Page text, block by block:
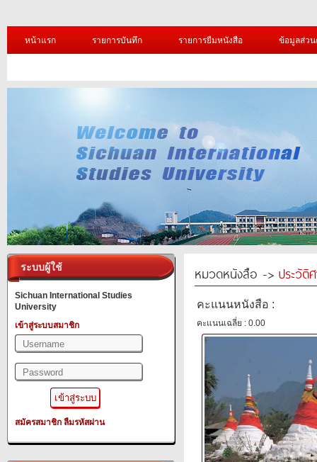
หน้าแรก รายการบันทึก รายการยืมหนังสือ ข้อมูลส่ว
ระบบผู้ใช้
Sichuan International Studies
University
เข้าสู่ระบบสมาชิก
สมัครสมาชิก ลืมรหัสผ่าน
หมวดหนังสือ -> ประวัติ
คะแนนหนังสือ :
คะแนนเฉลี่ย : 0.00